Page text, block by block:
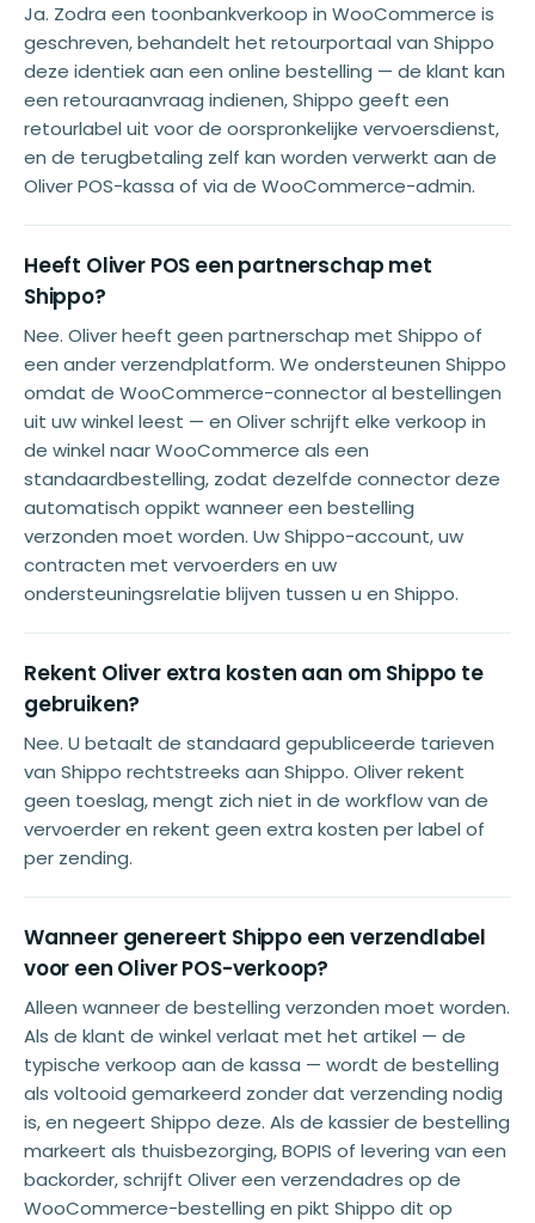
Ja. Zodra een toonbankverkoop in WooCommerce is
geschreven, behandelt het retourportaal van Shippo
deze identiek aan een online bestelling — de klant kan
een retouraanvraag indienen, Shippo geeft een
retourlabel uit voor de oorspronkelijke vervoersdienst,
en de terugbetaling zelf kan worden verwerkt aan de
Oliver POS-kassa of via de WooCommerce-admin.
Heeft Oliver POS een partnerschap met
Shippo?
Nee. Oliver heeft geen partnerschap met Shippo of
een ander verzendplatform. We ondersteunen Shippo
omdat de WooCommerce-connector al bestellingen
uit uw winkel leest — en Oliver schrijft elke verkoop in
de winkel naar WooCommerce als een
standaardbestelling, zodat dezelfde connector deze
automatisch oppikt wanneer een bestelling
verzonden moet worden. Uw Shippo-account, uw
contracten met vervoerders en uw
ondersteuningsrelatie blijven tussen u en Shippo.
Rekent Oliver extra kosten aan om Shippo te
gebruiken?
Nee. U betaalt de standaard gepubliceerde tarieven
van Shippo rechtstreeks aan Shippo. Oliver rekent
geen toeslag, mengt zich niet in de workflow van de
vervoerder en rekent geen extra kosten per label of
per zending.
Wanneer genereert Shippo een verzendlabel
voor een Oliver POS-verkoop?
Alleen wanneer de bestelling verzonden moet worden.
Als de klant de winkel verlaat met het artikel — de
typische verkoop aan de kassa — wordt de bestelling
als voltooid gemarkeerd zonder dat verzending nodig
is, en negeert Shippo deze. Als de kassier de bestelling
markeert als thuisbezorging, BOPIS of levering van een
backorder, schrijft Oliver een verzendadres op de
WooCommerce-bestelling en pikt Shippo dit op